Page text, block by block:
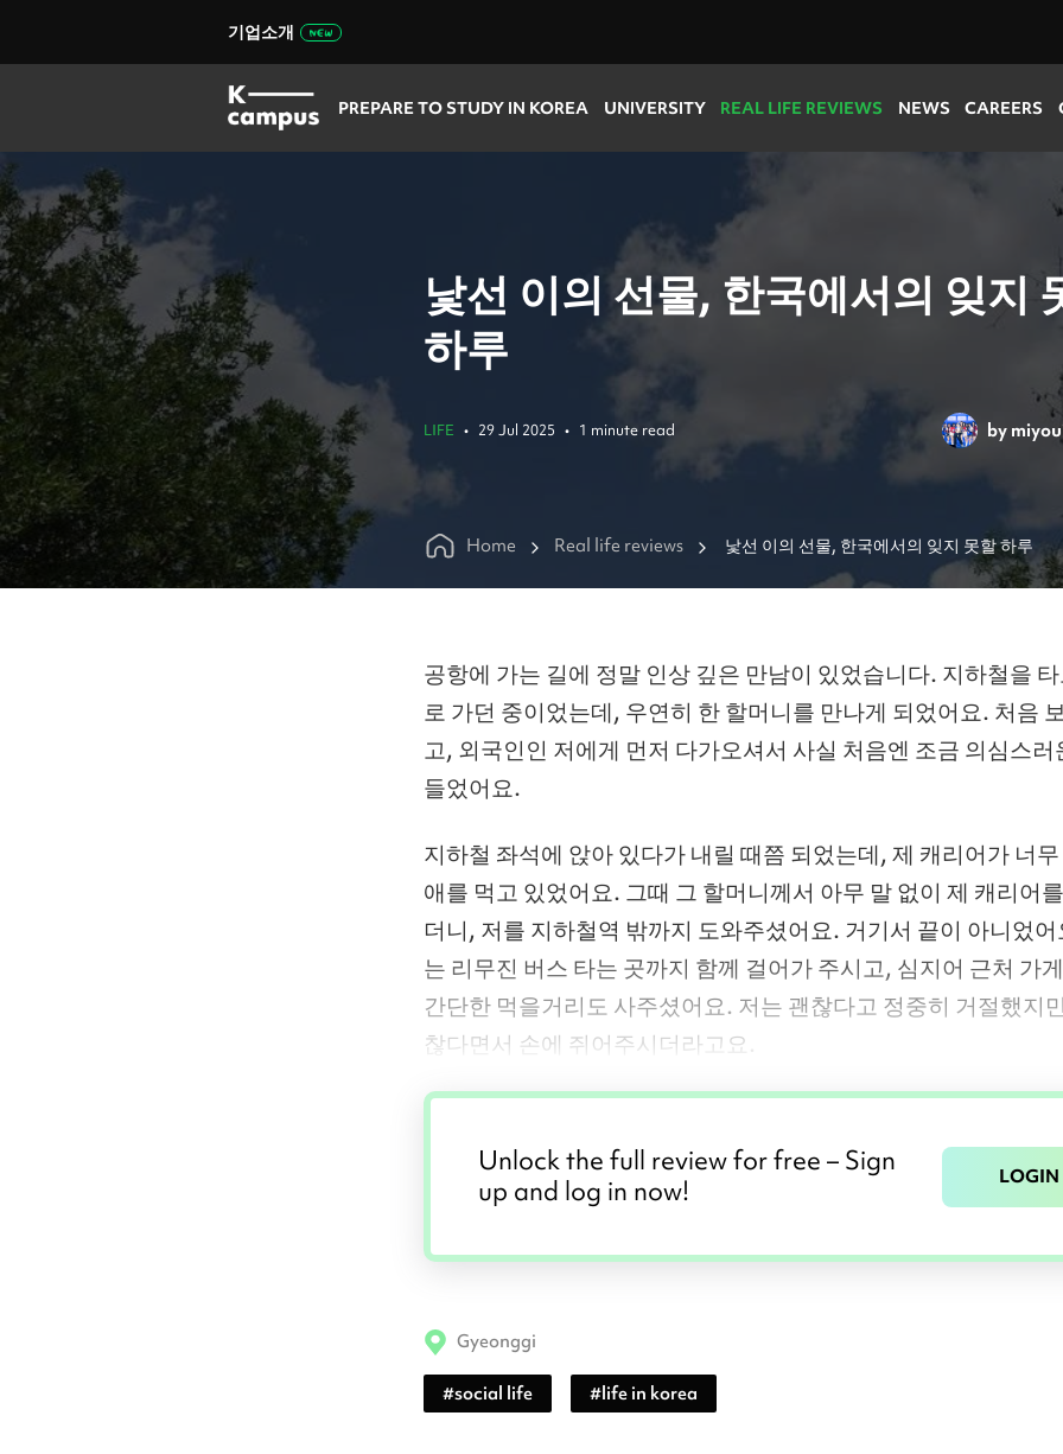
기업소개
PREPARE TO STUDY IN KOREA UNIVERSITY REAL LIFE REVIEWS NEWS CAREERS
낯선 이의 선물, 한국에서의 잊지
하루
LIFE • 29 Jul 2025 • 1 minute read by
Home Real life reviews 낯선 이의 선물, 한국에서의 잊지 못할 하루
공항에 가는 길에 정말 인상 깊은 만남이 있었습니다. 지하철을
로 가던 중이었는데, 우연히 한 할머니를 만나게 되었어요. 처음
고, 외국인인 저에게 먼저 다가오셔서 사실 처음엔 조금 의심스러
들었어요.
지하철 좌석에 앉아 있다가 내릴 때쯤 되었는데, 제 캐리어가 너
애를 먹고 있었어요. 그때 그 할머니께서 아무 말 없이 제 캐리어
더니, 저를 지하철역 밖까지 도와주셨어요. 거기서 끝이 아니었
는 리무진 버스 타는 곳까지 함께 걸어가 주시고, 심지어 근처 가
간단한 먹을거리도 사주셨어요. 저는 괜찮다고 정중히 거절했지
찮다면서 손에 쥐어주시더라고요.
Unlock the full review for free – Sign
up and log in now!
LOGIN
Gyeonggi
#social life #life in korea